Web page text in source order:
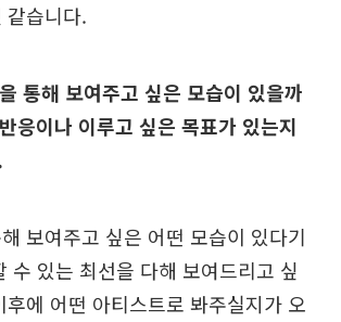
같습니다.
통해 보여주고 싶은 모습이 있을까
응이나 이루고 싶은 목표가 있는지
보여주고 싶은 어떤 모습이 있다기
수 있는 최선을 다해 보여드리고 싶
후에 어떤 아티스트로 봐주실지가 오